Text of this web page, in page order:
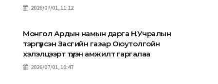
2026/07/01, 11:12
Монгол Ардын намын дарга Н.Учралын
тэргүүлсэн Засгийн газар Оюутолгойн
хэлэлцээрт түүхэн амжилт гаргалаа
2026/07/01, 10:47